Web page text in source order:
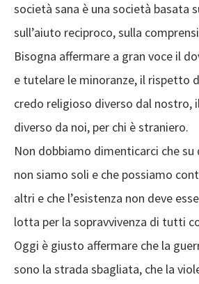
società sana è una società basata
sull’aiuto reciproco, sulla
Bisogna affermare a gran voce il
e tutelare le minoranze, il rispetto
credo religioso diverso dal nostro,
diverso da noi, per chi è straniero.
Non dobbiamo dimenticarci che
non siamo soli e che possiamo
altri e che l’esistenza non deve
lotta per la sopravvivenza di tutti
Oggi è giusto affermare che la
sono la strada sbagliata, che la